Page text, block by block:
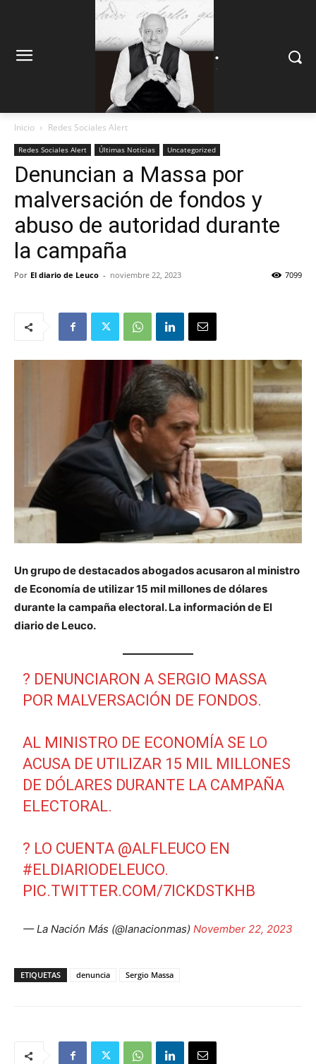
.
Inicio Redes Sociales Alert
Redes Sociales Alert Últimas Noticias Uncategorized
Denuncian a Massa por
malversación de fondos y
abuso de autoridad durante
la campaña
Por El diario de Leuco - noviembre 22, 2023 7099
Un grupo de destacados abogados acusaron al ministro
de Economía de utilizar 15 mil millones de dólares
durante la campaña electoral. La información de El
diario de Leuco.
? DENUNCIARON A SERGIO MASSA
POR MALVERSACIÓN DE FONDOS.
AL MINISTRO DE ECONOMÍA SE LO
ACUSA DE UTILIZAR 15 MIL MILLONES
DE DÓLARES DURANTE LA CAMPAÑA
ELECTORAL.
? LO CUENTA @ALFLEUCO EN
#ELDIARIODELEUCO.
PIC.TWITTER.COM/7ICKDSTKHB
— La Nación Más (@lanacionmas) November 22, 2023
ETIQUETAS denuncia Sergio Massa